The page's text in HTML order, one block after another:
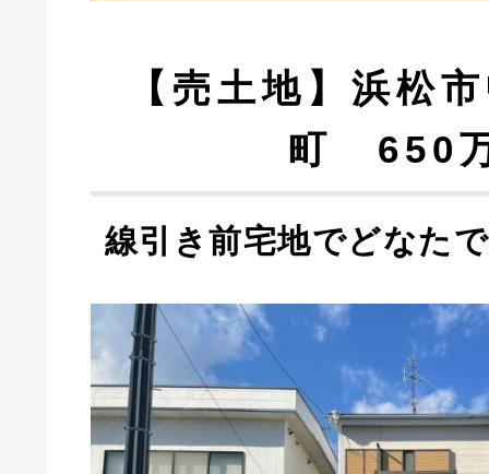
【売土地】浜松
町 650
線引き前宅地でどなた